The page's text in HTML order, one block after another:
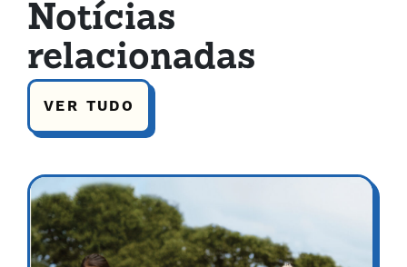
Notícias
relacionadas
VER TUDO